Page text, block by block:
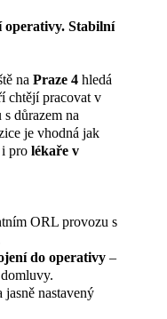
operativy. Stabilní
na Praze 4 hledá
chtějí pracovat v
důrazem na
je vhodná jak
i pro lékaře v
ORL provozu s
do operativy –
jasně nastavený